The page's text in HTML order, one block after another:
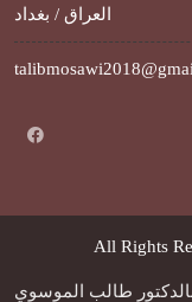
العراق / بغداد
طالب الموسوي